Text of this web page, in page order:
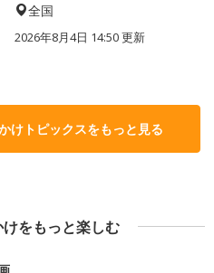
全国
2026年8月4日 14:50更新
けトピックスをもっと見る
をもっと楽しむ